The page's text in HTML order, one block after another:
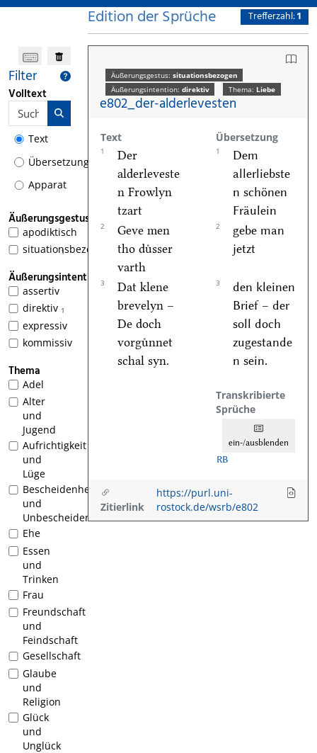
Filter
Volltext
Text
Übersetzung
Apparat
Äußerungsgestus
apodiktisch
1
situationsbezogen
Äußerungsintention
assertiv
1
direktiv
expressiv
kommissiv
Thema
Adel
Alter
und
Jugend
Aufrichtigkeit
und
Lüge
Bescheidenheit
und
Unbescheidenheit
Ehe
Essen
und
Trinken
Frau
Freundschaft
und
Feindschaft
Gesellschaft
Glaube
und
Religion
Glück
und
Unglück
Edition der Sprüche Trefferzahl:1
Äußerungsgestus: situationsbezogen
Äußerungsintention: direktiv Thema: Liebe
e802_der-alderlevesten
Text Übersetzung
1
Der
alderleveste
n Frowlyn
tzart
1
Dem
allerliebste
n schönen
Fräulein
2
Geve men
tho duͤsser
varth
2
gebe man
jetzt
3
Dat klene
brevelyn –
De doch
vorguͤnnet
schal syn.
3
den kleinen
Brief – der
soll doch
zugestande
n sein.
Transkribierte
Sprüche
ein-/ausblenden
RB
Zitierlink
https://purl.uni-
rostock.de/wsrb/e802